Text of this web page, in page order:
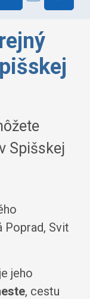
Spišskej
Poprad, Svit
jeho
, cestu